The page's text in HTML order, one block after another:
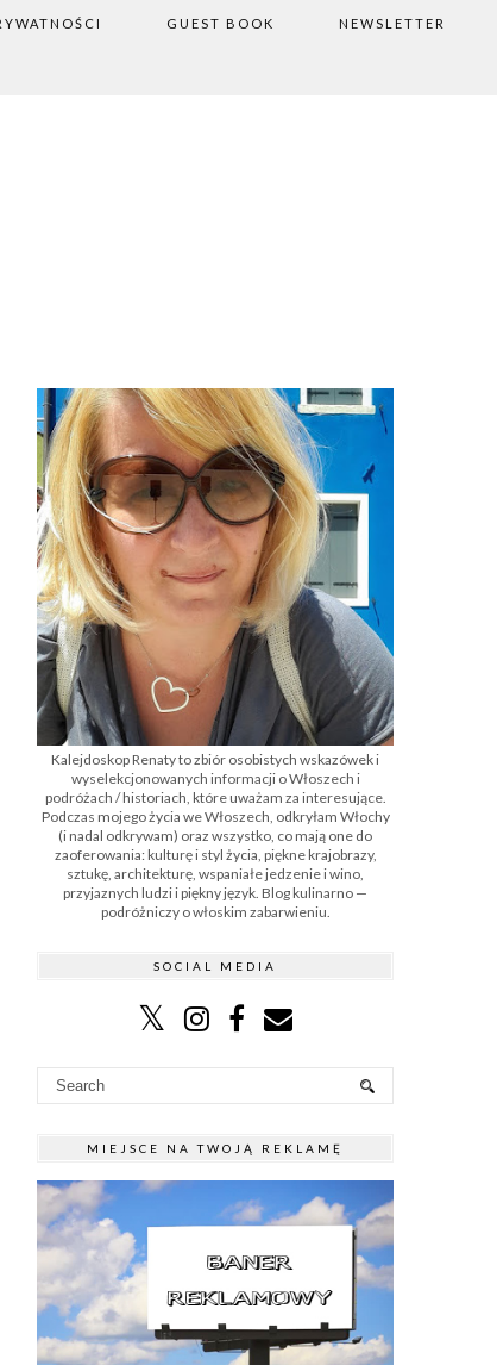
GUEST BOOK NEWSLETTER
Kalejdoskop Renaty to zbiór osobistych wskazówek i
wyselekcjonowanych informacji o Włoszech i
podróżach / historiach, które uważam za interesujące.
Podczas mojego życia we Włoszech, odkryłam Włochy
(i nadal odkrywam) oraz wszystko, co mają one do
zaoferowania: kulturę i styl życia, piękne krajobrazy,
sztukę, architekturę, wspaniałe jedzenie i wino,
przyjaznych ludzi i piękny język. Blog kulinarno —
podróżniczy o włoskim zabarwieniu.
SOCIAL MEDIA
MIEJSCE NA TWOJĄ REKLAMĘ